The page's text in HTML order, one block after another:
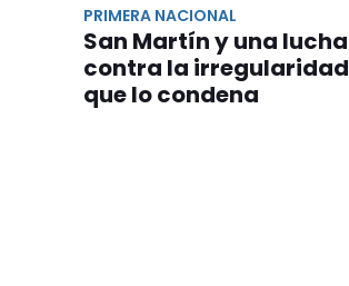
PRIMERA NACIONAL
San Martín y una lucha
contra la irregularidad
que lo condena